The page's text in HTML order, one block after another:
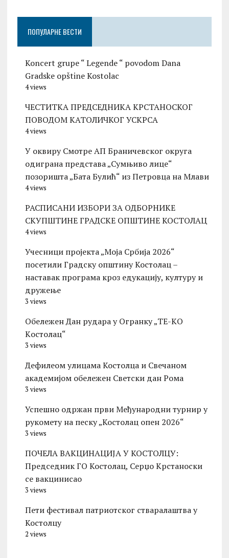
ПОПУЛАРНЕ ВЕСТИ
Koncert grupe “ Legende “ povodom Dana
Gradske opštine Kostolac
4 views
ЧЕСТИТКА ПРЕДСЕДНИКА КРСТАНОСКОГ
ПОВОДОМ КАТОЛИЧКОГ УСКРСА
4 views
У оквиру Смотре АП Браничевског округа
одиграна представа „Сумњиво лице“
позоришта „Бата Булић“ из Петровца на Млави
4 views
РАСПИСАНИ ИЗБОРИ ЗА ОДБОРНИКЕ
СКУПШТИНЕ ГРАДСКЕ ОПШТИНЕ КОСТОЛАЦ
4 views
Учесници пројекта „Моја Србија 2026“
посетили Градску општину Костолац –
наставак програма кроз едукацију, културу и
дружење
3 views
Обележен Дан рудара у Огранку „ТЕ-KО
Kостолац“
3 views
Дефилеом улицама Костолца и Свечаном
академијом обележен Светски дан Рома
3 views
Успешно одржан први Међународни турнир у
рукомету на песку „Костолац опен 2026“
3 views
ПОЧЕЛА ВАКЦИНАЦИЈА У КОСТОЛЦУ:
Председник ГО Костолац, Серџо Крстаноски
се вакцинисао
3 views
Пети фестивал патриотског стваралаштва у
Костолцу
2 views